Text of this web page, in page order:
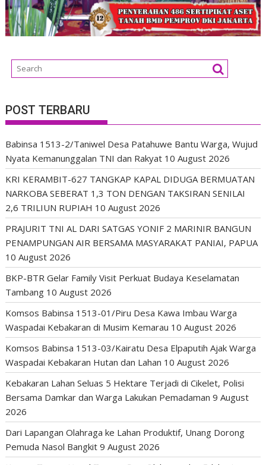
POST TERBARU
Babinsa 1513-2/Taniwel Desa Patahuwe Bantu Warga, Wujud
Nyata Kemanunggalan TNI dan Rakyat 10 August 2026
KRI KERAMBIT-627 TANGKAP KAPAL DIDUGA BERMUATAN
NARKOBA SEBERAT 1,3 TON DENGAN TAKSIRAN SENILAI
2,6 TRILIUN RUPIAH 10 August 2026
PRAJURIT TNI AL DARI SATGAS YONIF 2 MARINIR BANGUN
PENAMPUNGAN AIR BERSAMA MASYARAKAT PANIAI, PAPUA
10 August 2026
BKP-BTR Gelar Family Visit Perkuat Budaya Keselamatan
Tambang 10 August 2026
Komsos Babinsa 1513-01/Piru Desa Kawa Imbau Warga
Waspadai Kebakaran di Musim Kemarau 10 August 2026
Komsos Babinsa 1513-03/Kairatu Desa Elpaputih Ajak Warga
Waspadai Kebakaran Hutan dan Lahan 10 August 2026
Kebakaran Lahan Seluas 5 Hektare Terjadi di Cikelet, Polisi
Bersama Damkar dan Warga Lakukan Pemadaman 9 August
2026
Dari Lapangan Olahraga ke Lahan Produktif, Unang Dorong
Pemuda Nasol Bangkit 9 August 2026